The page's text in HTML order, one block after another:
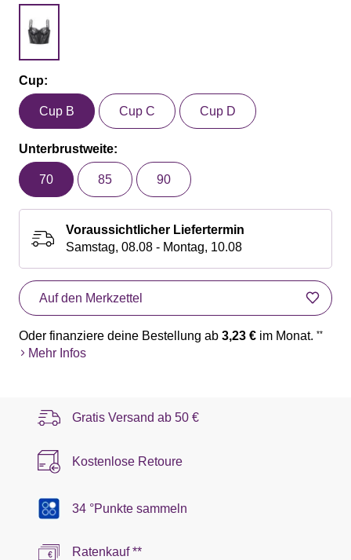
Cup:
Cup B Cup C Cup D
Unterbrustweite:
70 85 90
Voraussichtlicher Liefertermin
Samstag, 08.08 - Montag, 10.08
Auf den Merkzettel
Oder finanziere deine Bestellung ab 3,23 € im Monat. **
Mehr Infos
Gratis Versand ab 50 €
Kostenlose Retoure
34 °Punkte sammeln
Ratenkauf **